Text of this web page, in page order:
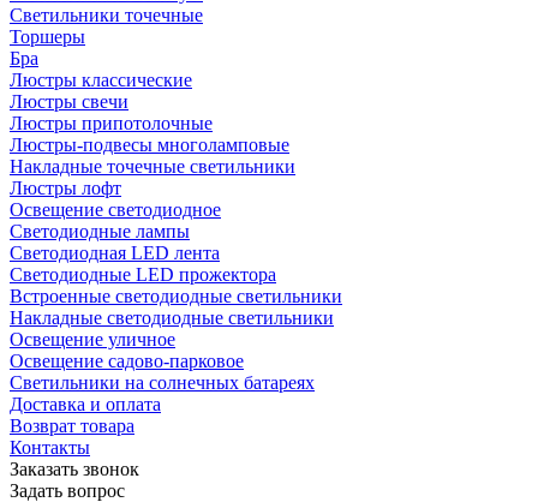
Светильники точечные
Торшеры
Бра
Люстры классические
Люстры свечи
Люстры припотолочные
Люстры-подвесы многоламповые
Накладные точечные светильники
Люстры лофт
Освещение светодиодное
Светодиодные лампы
Светодиодная LED лента
Светодиодные LED прожектора
Встроенные светодиодные светильники
Накладные светодиодные светильники
Освещение уличное
Освещение садово-парковое
Светильники на солнечных батареях
Доставка и оплата
Возврат товара
Контакты
Заказать звонок
Задать вопрос